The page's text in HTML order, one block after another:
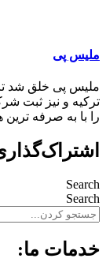
ملیس پی
ملیس پی خلق شد
ترکیه و نیز ثبت
را با به صرفه ترین
Search
Search
خدمات ما: